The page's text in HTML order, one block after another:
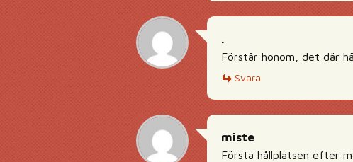
.
Förstår honom, det där
Svara
miste
Första hållplatsen efter